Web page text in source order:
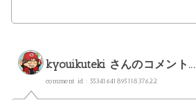
kyouikuteki さんのコメント...
comment id : 5534164189511837622